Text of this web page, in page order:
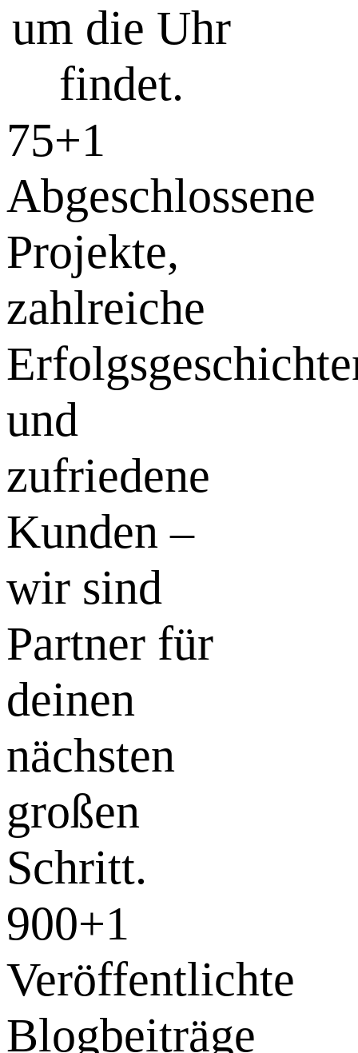
um die Uhr
findet.
75+1
Abgeschlossene
Projekte,
zahlreiche
und
zufriedene
Kunden –
wir sind
Partner für
deinen
nächsten
großen
Schritt.
900+1
Veröffentlichte
Blogbeiträge